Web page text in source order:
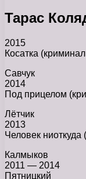
Тарас
2015
Косатка
Савчук
2014
Под прицелом
Лётчик
2013
Человек ниоткуда
Калмыков
2011 — 2014
Пятницкий